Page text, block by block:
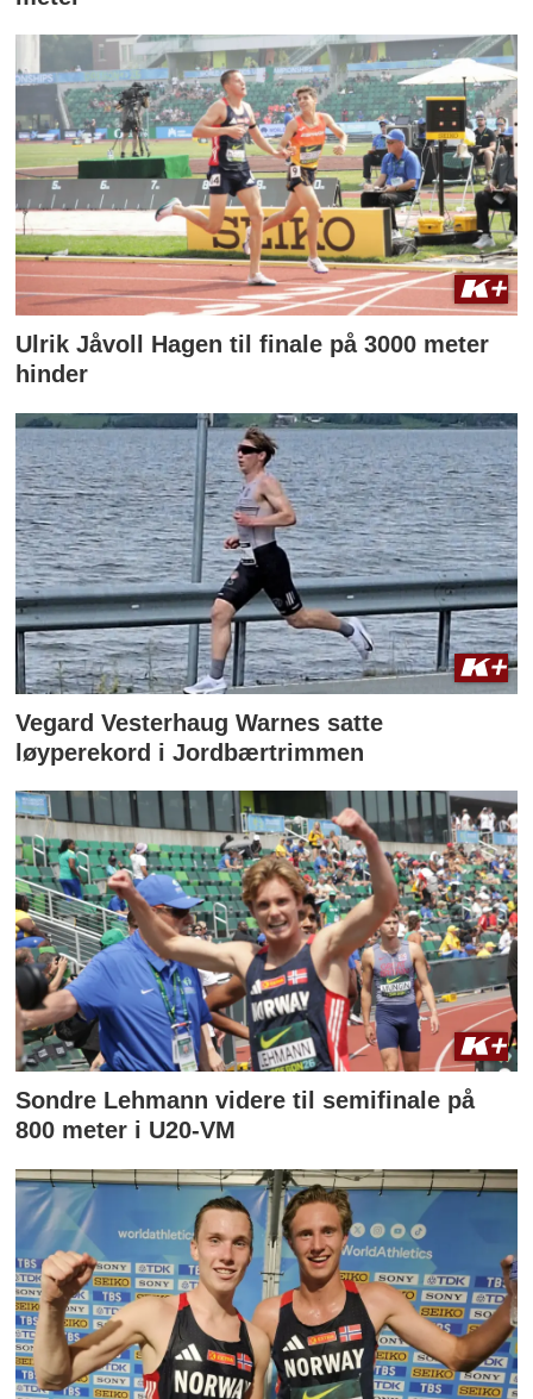
Ulrik Jåvoll Hagen til finale på 3000 meter
hinder
Vegard Vesterhaug Warnes satte
løyperekord i Jordbærtrimmen
Sondre Lehmann videre til semifinale på
800 meter i U20-VM